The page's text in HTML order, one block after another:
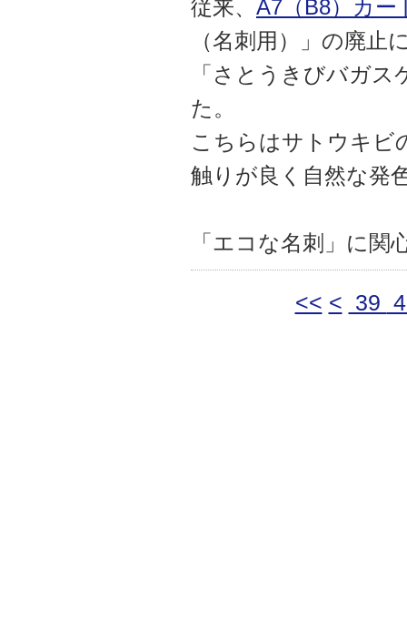
従来、 A7（B8）カー
（名刺用）」の廃止
「さとうきびバガ
た。
こちらはサトウキビ
触りが良く自然な発
「エコな名刺」に
<< < 39